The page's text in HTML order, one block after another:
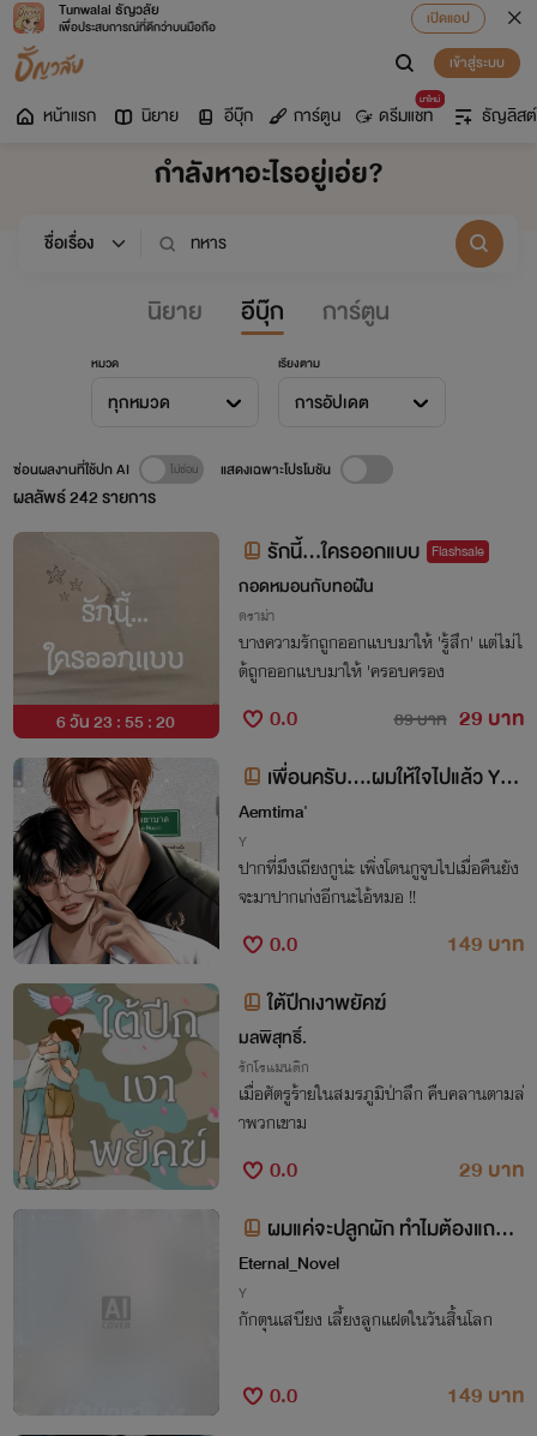
Tunwalai ธัญวลัย
เพื่อประสบการณ์ที่ดีกว่าบนมือถือ
เปิดแอป
เข้าสู่ระบบ
หน้าแรก นิยาย อีบุ๊ก การ์ตูน
มาใหม่
ดรีมแชท ธัญลิสต์
กำลังหาอะไรอยู่เอ่ย?
นิยาย อีบุ๊ก การ์ตูน
หมวด
ทุกหมวด
เรียงตาม
การอัปเดต
ผลลัพธ์242รายการ
ซ่อนผลงานที่ใช้ปก AI แสดงเฉพาะโปรโมชัน
6 วัน 23 : 55 : 19
รักนี้...ใครออกแบบ Flashsale
กอดหมอนกับทอฝัน
ดราม่า
บางความรักถูกออกแบบมาให้ 'รู้สึก' แต่ไม่ไ
ด้ถูกออกแบบมาให้ 'ครอบครอง
0.0 89 บาท 29 บาท
เพื่อนครับ....ผมให้ใจไปแล้ว You
‘re Mine
Aemtima'
Y
ปากที่มึงเถียงกูน่ะ เพิ่งโดนกูจูบไปเมื่อคืนยัง
จะมาปากเก่งอีกนะไอ้หมอ !!
0.0
149 บาท
ใต้ปีกเงาพยัคฆ์
มลพิสุทธิ์.
รักโรแมนติก
เมื่อศัตรูร้ายในสมรภูมิป่าลึก คืบคลานตามล่
าพวกเขาม
0.0
29 บาท
ผมแค่จะปลูกผัก ทำไมต้องแถมส
ามีทหารกับลูกแฝดมาด้วย!
Eternal_Novel
Y
กักตุนเสบียง เลี้ยงลูกแฝดในวันสิ้นโลก
0.0
149 บาท